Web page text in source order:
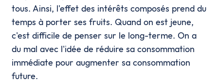
tous. Ainsi, l'effet des intérêts composés prend du
temps à porter ses fruits. Quand on est jeune,
c'est difficile de penser sur le long-terme. On a
du mal avec l'idée de réduire sa consommation
immédiate pour augmenter sa consommation
future.